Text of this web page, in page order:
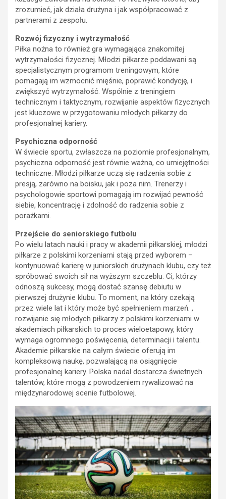
zrozumieć, jak działa drużyna i jak współpracować z
partnerami z zespołu.
Rozwój fizyczny i wytrzymałość
Piłka nożna to również gra wymagająca znakomitej
wytrzymałości fizycznej. Młodzi piłkarze poddawani są
specjalistycznym programom treningowym, które
pomagają im wzmocnić mięśnie, poprawić kondycję, i
zwiększyć wytrzymałość. Wspólnie z treningiem
technicznym i taktycznym, rozwijanie aspektów fizycznych
jest kluczowe w przygotowaniu młodych piłkarzy do
profesjonalnej kariery.
Psychiczna odporność
W świecie sportu, zwłaszcza na poziomie profesjonalnym,
psychiczna odporność jest równie ważna, co umiejętności
techniczne. Młodzi piłkarze uczą się radzenia sobie z
presją, zarówno na boisku, jak i poza nim. Trenerzy i
psychologowie sportowi pomagają im rozwijać pewność
siebie, koncentrację i zdolność do radzenia sobie z
porażkami.
Przejście do seniorskiego futbolu
Po wielu latach nauki i pracy w akademii piłkarskiej, młodzi
piłkarze z polskimi korzeniami stają przed wyborem –
kontynuować karierę w juniorskich drużynach klubu, czy też
spróbować swoich sił na wyższym szczeblu. Ci, którzy
odnoszą sukcesy, mogą dostać szansę debiutu w
pierwszej drużynie klubu. To moment, na który czekają
przez wiele lat i który może być spełnieniem marzeń. ,
rozwijanie się młodych piłkarzy z polskimi korzeniami w
akademiach piłkarskich to proces wieloetapowy, który
wymaga ogromnego poświęcenia, determinacji i talentu.
Akademie piłkarskie na całym świecie oferują im
kompleksową naukę, pozwalającą na osiągnięcie
profesjonalnej kariery. Polska nadal dostarcza świetnych
talentów, które mogą z powodzeniem rywalizować na
międzynarodowej scenie futbolowej.